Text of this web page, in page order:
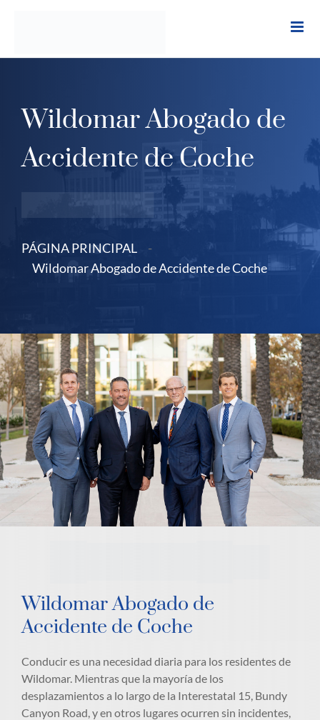
Wildomar Abogado de
Accidente de Coche
PÁGINA PRINCIPAL
-
Wildomar Abogado de Accidente de Coche
Wildomar Abogado de
Accidente de Coche
Conducir es una necesidad diaria para los residentes de
Wildomar. Mientras que la mayoría de los
desplazamientos a lo largo de la Interestatal 15, Bundy
Canyon Road, y en otros lugares ocurren sin incidentes,